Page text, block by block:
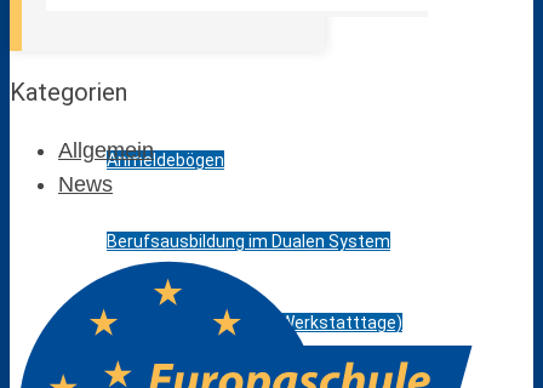
Bildungsangebot
Anmeldebögen
Berufsausbildung im Dualen System
Berufsfelderprobung (Werkstatttage)
Kategorien
Allgemein
News